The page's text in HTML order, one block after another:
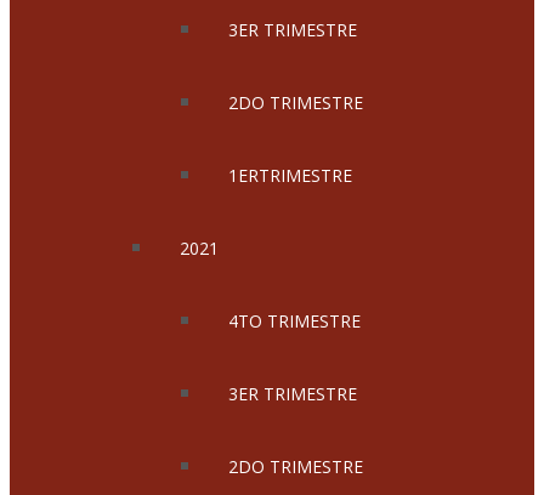
3ER TRIMESTRE
2DO TRIMESTRE
1ERTRIMESTRE
2021
4TO TRIMESTRE
3ER TRIMESTRE
2DO TRIMESTRE